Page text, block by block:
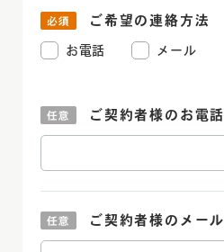
ご希望の連絡方法
お電話 メール
ご契約者様の お電
ご契約者様の メー